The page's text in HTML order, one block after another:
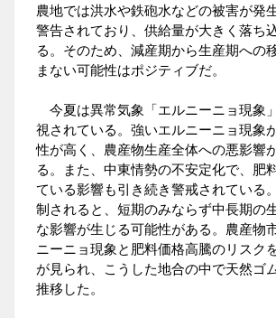
農地では洪水や鉄砲水などの被害が発
警告されており、供給量が大きく落ち
る。そのため、減産期から生産期への
まない可能性はポジティブだ。
今夏は異常気象「エルニーニョ現象
視されている。強いエルニーニョ現象
性が高く、農産物生産全体への悪影響
る。また、中東情勢の不安定化で、肥
ている影響も引き続き警戒されている
制されると、短期のみならず中長期の
な影響が生じる可能性がある。農産物
ニーニョ現象と肥料価格高騰のリスク
が見られ、こうした地合の中で天然ゴ
推移した。